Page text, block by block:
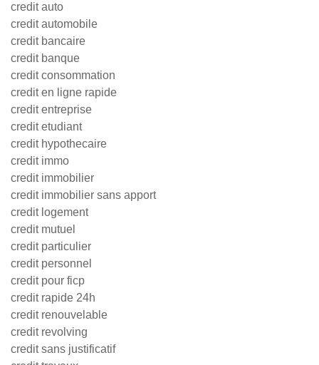
credit auto
credit automobile
credit bancaire
credit banque
credit consommation
credit en ligne rapide
credit entreprise
credit etudiant
credit hypothecaire
credit immo
credit immobilier
credit immobilier sans apport
credit logement
credit mutuel
credit particulier
credit personnel
credit pour ficp
credit rapide 24h
credit renouvelable
credit revolving
credit sans justificatif